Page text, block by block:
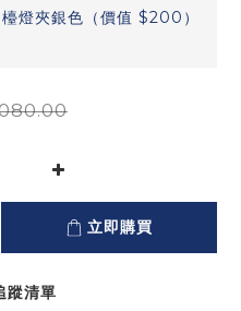
燈夾銀色（價值 $200）
立即購買
蹤清單